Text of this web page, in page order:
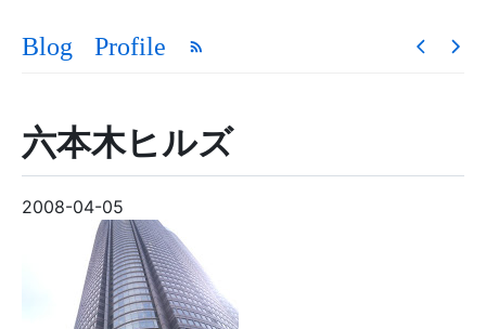
Blog Profile
六本木ヒルズ
2008-04-05